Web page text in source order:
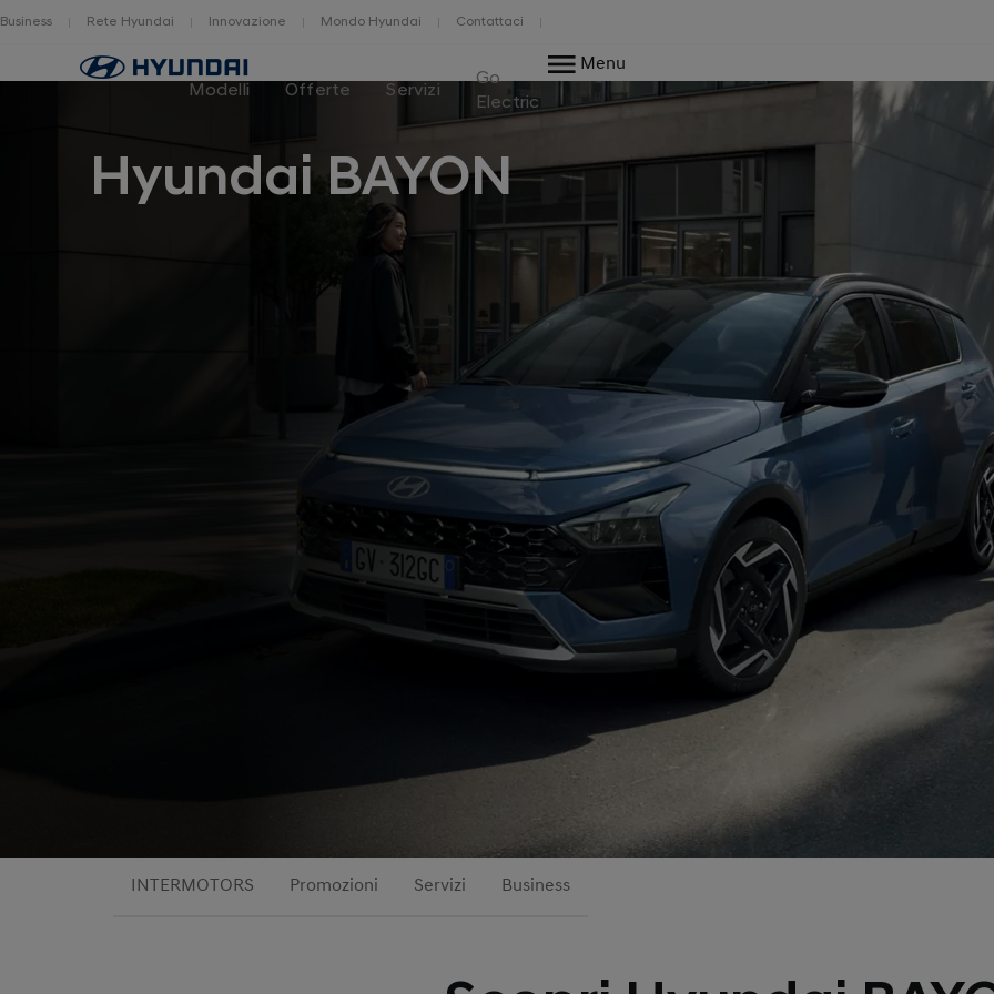
Business Rete Hyundai Innovazione Mondo Hyundai Contattaci
Home
Modelli Offerte Servizi
Go
Electric
Menu
Hyundai BAYON
INTERMOTORS Promozioni Servizi Business